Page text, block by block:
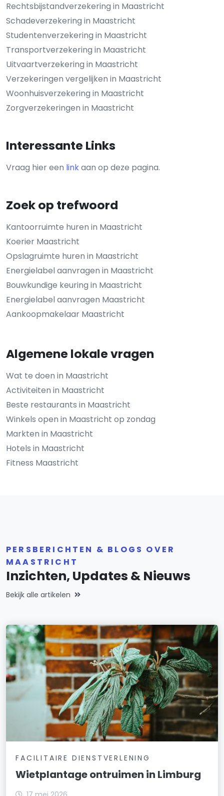
Rechtsbijstandverzekering in Maastricht
Schadeverzekering in Maastricht
Studentenverzekering in Maastricht
Transportverzekering in Maastricht
Uitvaartverzekering in Maastricht
Verzekeringen vergelijken in Maastricht
Woonhuisverzekering in Maastricht
Zorgverzekeringen in Maastricht
Interessante Links
Vraag hier een linkaan op deze pagina.
Zoek op trefwoord
Kantoorruimte huren in Maastricht
Koerier Maastricht
Opslagruimte huren in Maastricht
Energielabel aanvragen in Maastricht
Bouwkundige keuring in Maastricht
Energielabel aanvragen Maastricht
Aankoopmakelaar Maastricht
Algemene lokale vragen
Wat te doen in Maastricht
Activiteiten in Maastricht
Beste restaurants in Maastricht
Winkels open in Maastricht op zondag
Markten in Maastricht
Hotels in Maastricht
Fitness Maastricht
PERSBERICHTEN & BLOGS OVER
MAASTRICHT
Inzichten, Updates & Nieuws
Bekijk alle artikelen
FACILITAIRE DIENSTVERLENING
Wietplantage ontruimen in Limburg